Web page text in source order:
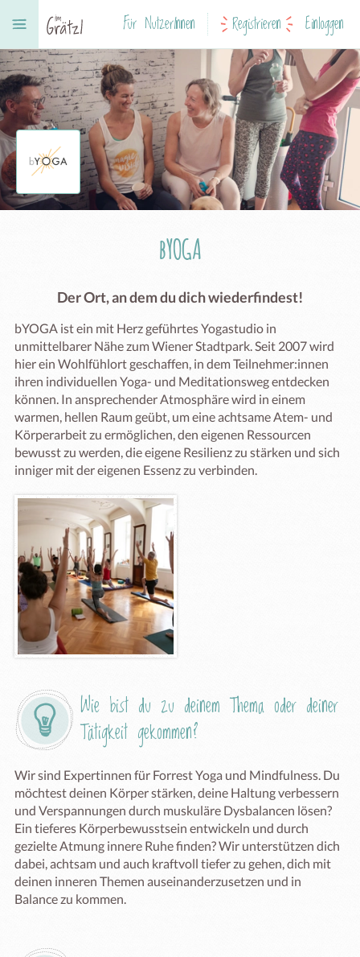
Für NutzerInnen Registrieren Einloggen
bYOGA
Der Ort, an dem du dich wiederfindest!
bYOGA ist ein mit Herz geführtes Yogastudio in
unmittelbarer Nähe zum Wiener Stadtpark. Seit 2007 wird
hier ein Wohlfühlort geschaffen, in dem Teilnehmer:innen
ihren individuellen Yoga- und Meditationsweg entdecken
können. In ansprechender Atmosphäre wird in einem
warmen, hellen Raum geübt, um eine achtsame Atem- und
Körperarbeit zu ermöglichen, den eigenen Ressourcen
bewusst zu werden, die eigene Resilienz zu stärken und sich
inniger mit der eigenen Essenz zu verbinden.
Wie bist du zu deinem Thema oder deiner
Tätigkeit gekommen?
Wir sind Expertinnen für Forrest Yoga und Mindfulness. Du
möchtest deinen Körper stärken, deine Haltung verbessern
und Verspannungen durch muskuläre Dysbalancen lösen?
Ein tieferes Körperbewusstsein entwickeln und durch
gezielte Atmung innere Ruhe finden? Wir unterstützen dich
dabei, achtsam und auch kraftvoll tiefer zu gehen, dich mit
deinen inneren Themen auseinanderzusetzen und in
Balance zu kommen.